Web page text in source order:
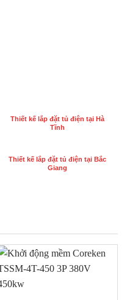
Thiết kế lắp đặt tủ điện tại Hà
Tĩnh
Thiết kế lắp đặt tủ điện tại Bắc
Giang